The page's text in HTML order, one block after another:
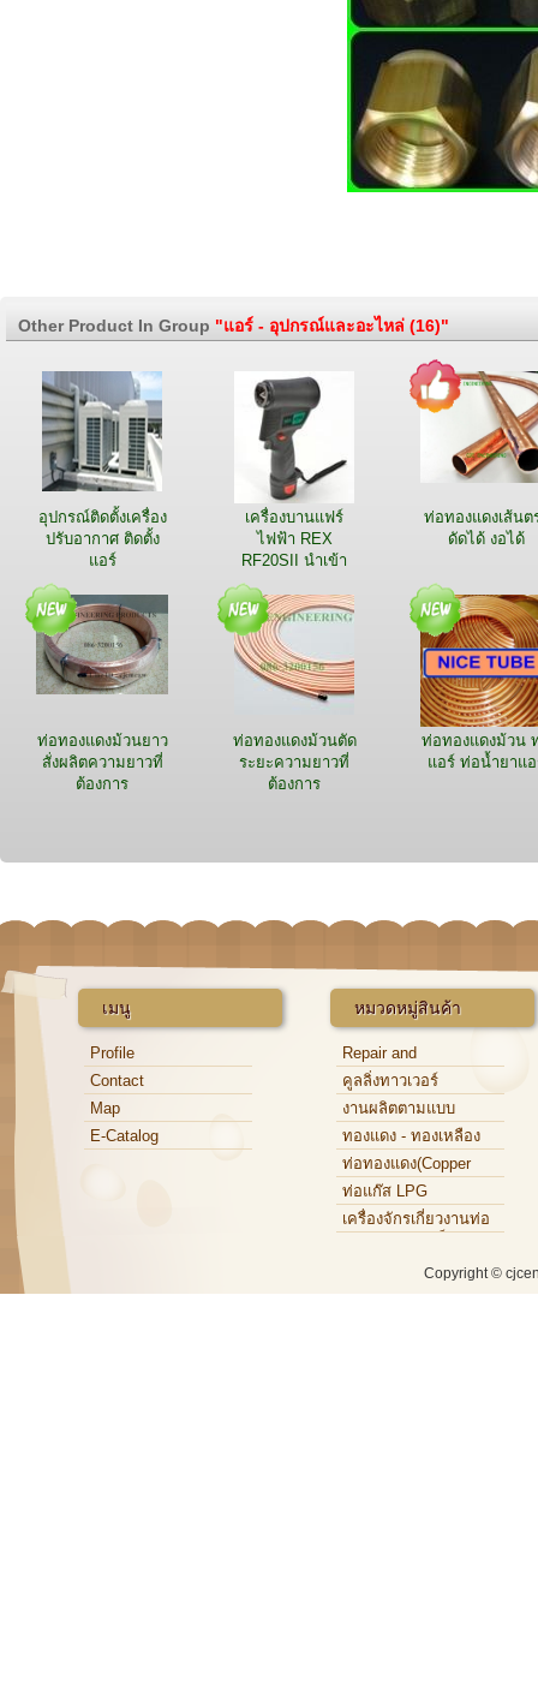
Other Product In Group "แอร์ - อุปกรณ์และอะไหล่ (16)"
อุปกรณ์ติดตั้งเครื่อง
ปรับอากาศ ติดตั้ง
แอร์
เครื่องบานแฟร์
ไฟฟ้า REX
RF20SII นำเข้า
ท่อทองแดงเส้นต
ดัดได้ งอได้
ท่อทองแดงม้วนยาว
สั่งผลิตความยาวที่
ต้องการ
ท่อทองแดงม้วนตัด
ระยะความยาวที่
ต้องการ
ท่อทองแดงม้วน
แอร์ ท่อน้ำยาแ
เมนู
Profile
Contact
Map
E-Catalog
หมวดหมู่สินค้า
Repair and
Maintenance
คูลลิ่งทาวเวอร์
งานผลิตตามแบบ
ทองแดง - ทองเหลือง
ท่อทองแดง(Copper
Tube)
ท่อแก๊ส LPG
เครื่องจักรเกี่ยวงานท่อ
Copyright ©